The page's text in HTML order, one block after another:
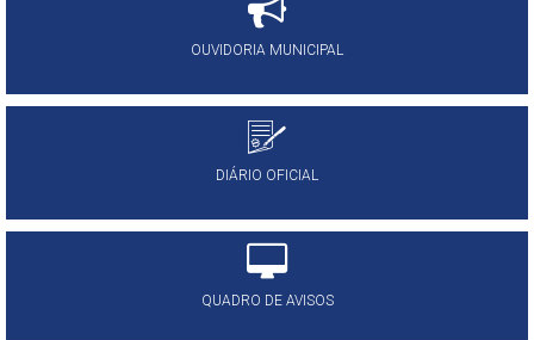
OUVIDORIA MUNICIPAL
DIÁRIO OFICIAL
QUADRO DE AVISOS